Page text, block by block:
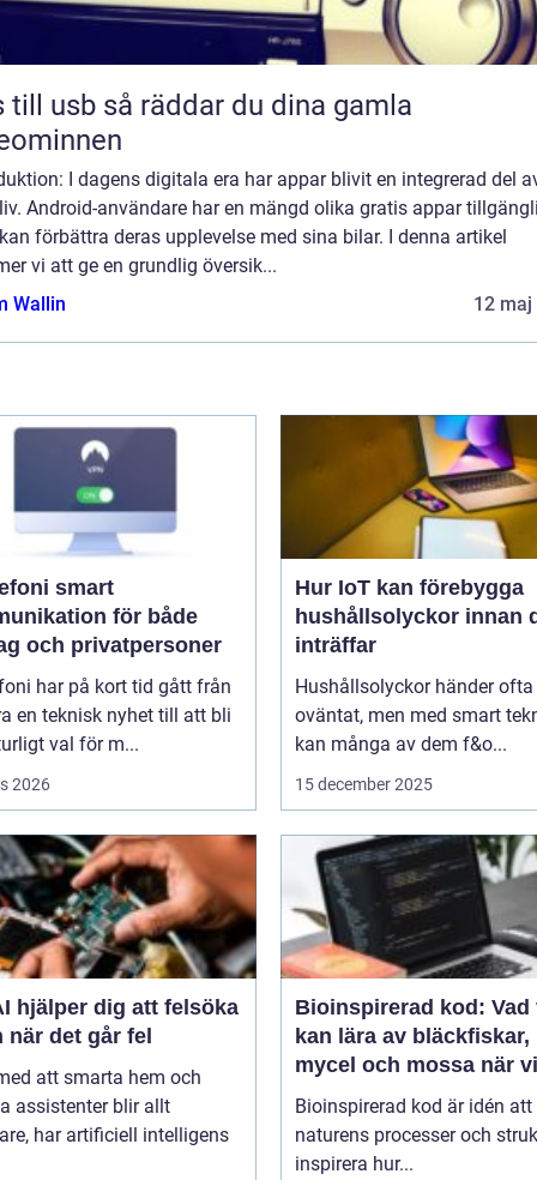
räddar du dina gamla
I dagens digitala era har appar blivit en integrerad del
Android-användare har en mängd olika gratis appar
förbättra deras upplevelse med sina bilar. I denna artikel
vi att ge en grundlig översik...
Wallin
12 maj
smart
för både
och privatpersoner
har på kort tid gått från
en teknisk nyhet till att bli
val för m...
2026
Hur IoT kan förebygga
hushållsolyckor innan
inträffar
Hushållsolyckor händer ofta
oväntat, men med smart
kan många av dem f&o...
15 december 2025
hjälper dig att felsöka
när det går fel
att smarta hem och
assistenter blir allt
har artificiell intelligens
Bioinspirerad kod: Vad
kan lära av bläckfiskar,
mycel och mossa när vi
bygger nya system
Bioinspirerad kod är idén
naturens processer och
inspirera hur...